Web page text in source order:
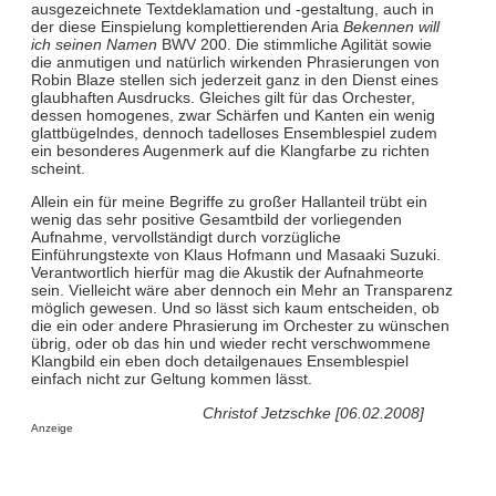
ausgezeichnete Textdeklamation und -gestaltung, auch in
der diese Einspielung komplettierenden Aria Bekennen will
ich seinen Namen BWV 200. Die stimmliche Agilität sowie
die anmutigen und natürlich wirkenden Phrasierungen von
Robin Blaze stellen sich jederzeit ganz in den Dienst eines
glaubhaften Ausdrucks. Gleiches gilt für das Orchester,
dessen homogenes, zwar Schärfen und Kanten ein wenig
glattbügelndes, dennoch tadelloses Ensemblespiel zudem
ein besonderes Augenmerk auf die Klangfarbe zu richten
scheint.
Allein ein für meine Begriffe zu großer Hallanteil trübt ein
wenig das sehr positive Gesamtbild der vorliegenden
Aufnahme, vervollständigt durch vorzügliche
Einführungstexte von Klaus Hofmann und Masaaki Suzuki.
Verantwortlich hierfür mag die Akustik der Aufnahmeorte
sein. Vielleicht wäre aber dennoch ein Mehr an Transparenz
möglich gewesen. Und so lässt sich kaum entscheiden, ob
die ein oder andere Phrasierung im Orchester zu wünschen
übrig, oder ob das hin und wieder recht verschwommene
Klangbild ein eben doch detailgenaues Ensemblespiel
einfach nicht zur Geltung kommen lässt.
Christof Jetzschke [06.02.2008]
Anzeige